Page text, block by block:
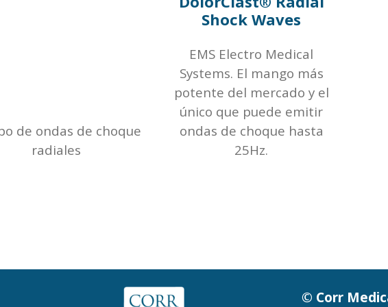
de ondas de choque
radiales
Shock Waves
EMS Electro Medical
Systems. El mango más
potente del mercado y el
único que puede emitir
ondas de choque hasta
25Hz.
© Corr